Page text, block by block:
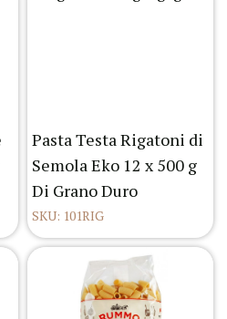
Pasta Testa Rigatoni di
Semola Eko 12 x 500 g
Di Grano Duro
SKU: 101RIG